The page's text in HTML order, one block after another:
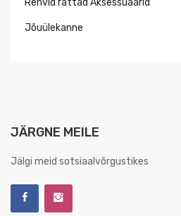
Rehvid rattad Aksessuaarid
Jõuülekanne
JÄRGNE MEILE
Jälgi meid sotsiaalvõrgustikes